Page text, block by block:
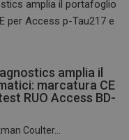
amplia il
marcatura CE
RUO Access BD-
Coulter...